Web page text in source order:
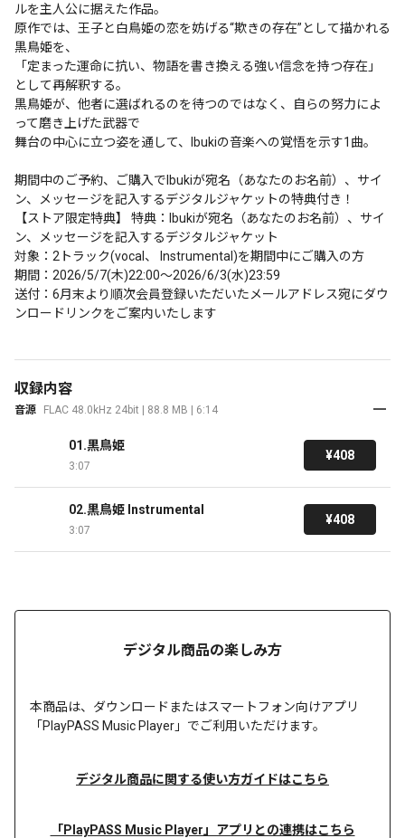
ルを主人公に据えた作品。
原作では、王子と白鳥姫の恋を妨げる“欺きの存在”として描かれる
黒鳥姫を、
「定まった運命に抗い、物語を書き換える強い信念を持つ存在」
として再解釈する。
黒鳥姫が、他者に選ばれるのを待つのではなく、自らの努力によ
って磨き上げた武器で
舞台の中心に立つ姿を通して、Ibukiの音楽への覚悟を示す1曲。
期間中のご予約、ご購入でIbukiが宛名（あなたのお名前）、サイ
ン、メッセージを記入するデジタルジャケットの特典付き！
【ストア限定特典】 特典：Ibukiが宛名（あなたのお名前）、サイ
ン、メッセージを記入するデジタルジャケット
対象：2トラック(vocal、 Instrumental)を期間中にご購入の方
期間：2026/5/7(木)22:00～2026/6/3(水)23:59
送付：6月末より順次会員登録いただいたメールアドレス宛にダウ
ンロードリンクをご案内いたします
収録内容
音源 FLAC 48.0kHz 24bit | 88.8 MB | 6:14
01.黒鳥姫
3:07
¥408
02.黒鳥姫 Instrumental
3:07
¥408
デジタル商品の楽しみ方
本商品は、 ダウンロードまたはスマートフォン向けアプリ
「PlayPASS Music Player」でご利用いただけます。
デジタル商品に関する使い方ガイドはこちら
「PlayPASS Music Player」アプリとの連携はこちら